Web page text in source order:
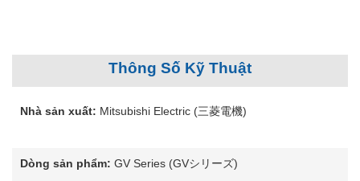
Thông Số Kỹ Thuật
Nhà sản xuất: Mitsubishi Electric (三菱電機)
Dòng sản phẩm: GV Series (GVシリーズ)